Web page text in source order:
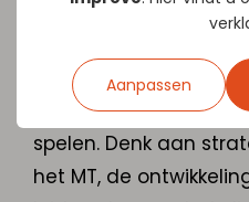
Aanpassen
Lighthouse events
Tijdens Lighthouse
in de belangrijkste
spelen. Denk aan
het MT, de